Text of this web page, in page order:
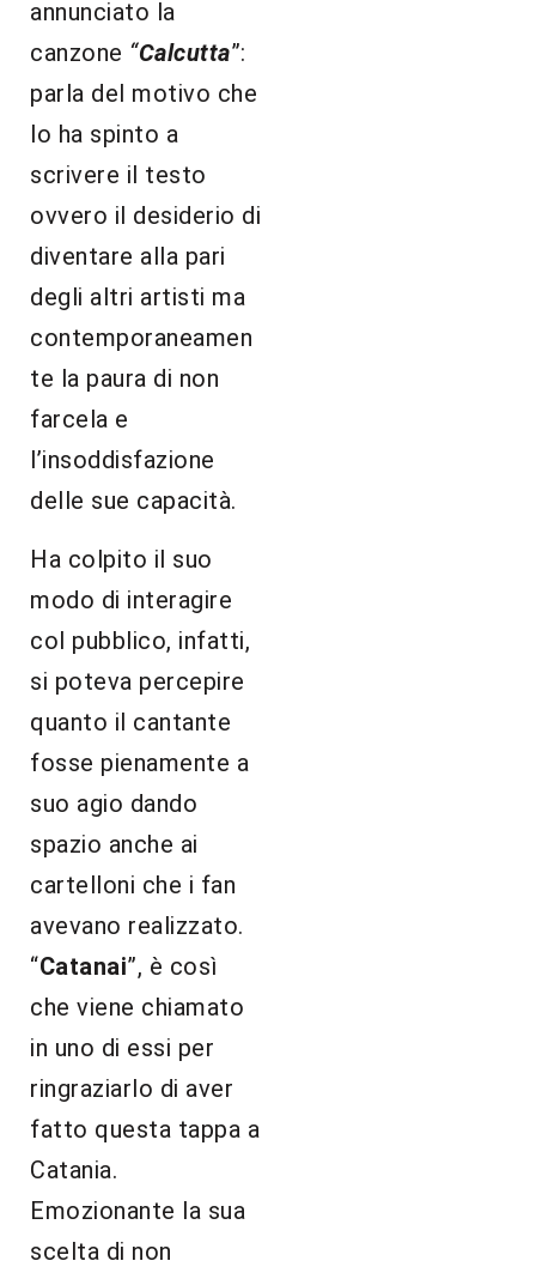
annunciato la
canzone “Calcutta”:
parla del motivo che
lo ha spinto a
scrivere il testo
ovvero il desiderio di
diventare alla pari
degli altri artisti ma
contemporaneamen
te la paura di non
farcela e
l’insoddisfazione
delle sue capacità.
Ha colpito il suo
modo di interagire
col pubblico, infatti,
si poteva percepire
quanto il cantante
fosse pienamente a
suo agio dando
spazio anche ai
cartelloni che i fan
avevano realizzato.
“Catanai”, è così
che viene chiamato
in uno di essi per
ringraziarlo di aver
fatto questa tappa a
Catania.
Emozionante la sua
scelta di non